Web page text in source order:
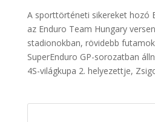
A sporttörténeti sikereket hozó
az Enduro Team Hungary
stadionokban, rövidebb
SuperEnduro GP-sorozatban
4S-világkupa 2. helyezettje,